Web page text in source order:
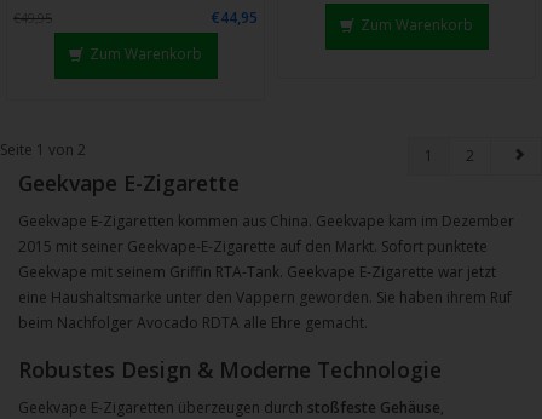
€49,95
€44,95
Zum Warenkorb
Zum Warenkorb
Seite 1 von 2 1 2
Geekvape E-Zigarette
Geekvape E-Zigaretten kommen aus China. Geekvape kam im Dezember
2015 mit seiner Geekvape-E-Zigarette auf den Markt. Sofort punktete
Geekvape mit seinem Griffin RTA-Tank. Geekvape E-Zigarette war jetzt
eine Haushaltsmarke unter den Vappern geworden. Sie haben ihrem Ruf
beim Nachfolger Avocado RDTA alle Ehre gemacht.
Robustes Design & Moderne Technologie
Geekvape E-Zigaretten überzeugen durch stoßfeste Gehäuse,